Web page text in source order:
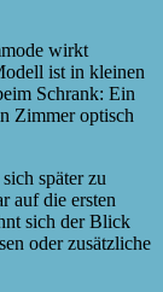
wirkt
ist in kleinen
Schrank: Ein
Zimmer optisch
sich später zu
auf die ersten
sich der Blick
oder zusätzliche